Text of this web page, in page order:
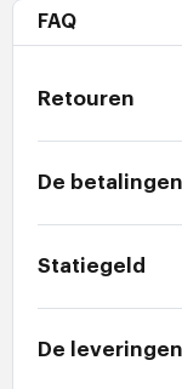
FAQ
Retouren
De betalingen
Statiegeld
De leveringen